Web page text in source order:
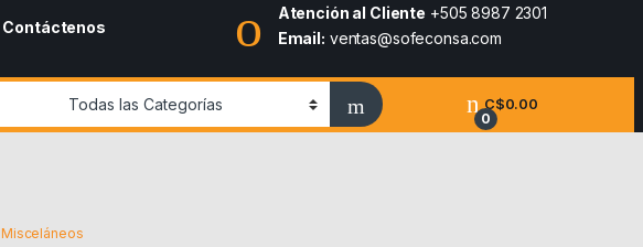
Contáctenos
Atención al Cliente +505 8987 2301
Email: ventas@sofeconsa.com
0
C$0.00
Misceláneos